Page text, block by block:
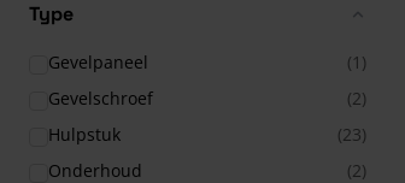
Type
Gevelpaneel
(1)
Gevelschroef
(2)
Hulpstuk
(23)
Onderhoud
(2)